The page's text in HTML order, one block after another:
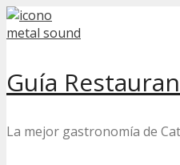
Skip
to
Guía
La mejor gastronomía de